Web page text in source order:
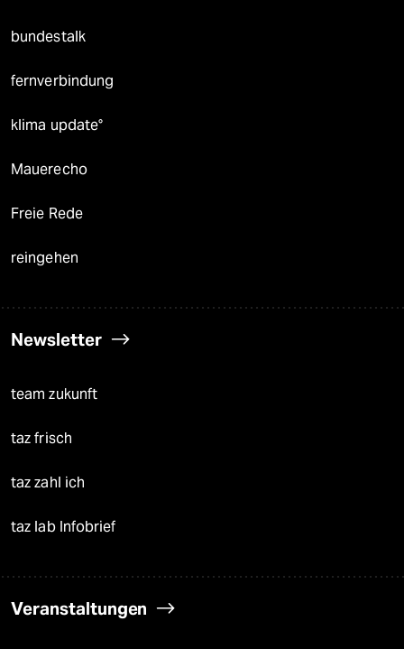
bundestalk
fernverbindung
klima update°
Mauerecho
Freie Rede
reingehen
Newsletter
team zukunft
taz frisch
taz zahl ich
taz lab Infobrief
Veranstaltungen